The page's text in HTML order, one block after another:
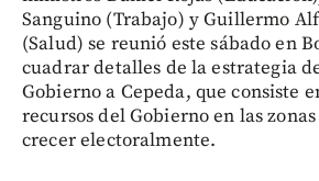
Sanguino (Trabajo) y Guillermo
(Salud) se reunió este sábado en
cuadrar detalles de la estrategia
Gobierno a Cepeda, que consiste
recursos del Gobierno en las
crecer electoralmente.